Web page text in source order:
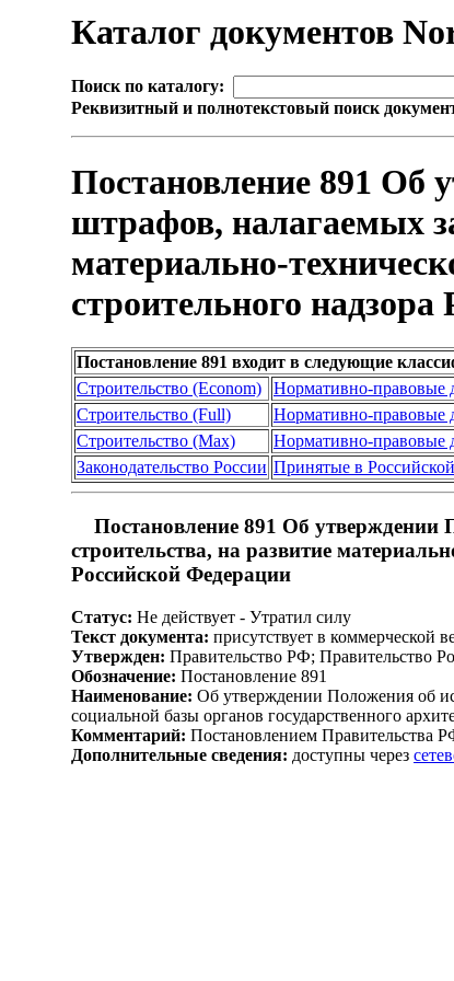
Каталог документов
Поиск по каталогу:
Реквизитный и полнотекстовый поиск
Постановление 891 Об
штрафов, налагаемых
материально-
строительного
Постановление 891 входит в следующие
Строительство (Econom)
Нормативно-правовые
Строительство (Full)
Нормативно-правовые
Строительство (Max)
Нормативно-правовые
Законодательство России Принятые в
Постановление 891 Об
строительства, на развитие
Российской Федерации
Статус: Не действует - Утратил силу
Текст документа: присутствует в коммерческой
Утвержден: Правительство РФ; Правительство
Обозначение: Постановление 891
Наименование: Об утверждении Положения об
социальной базы органов государственного
Комментарий: Постановлением Правительства
Дополнительные сведения: доступны через